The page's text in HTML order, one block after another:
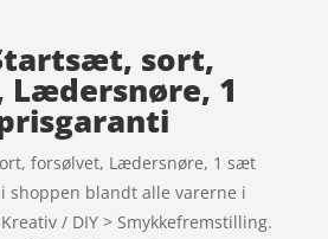
sort,
1
forsølvet, Lædersnøre, 1 sæt
shoppen blandt alle varerne i
/ DIY > Smykkefremstilling.